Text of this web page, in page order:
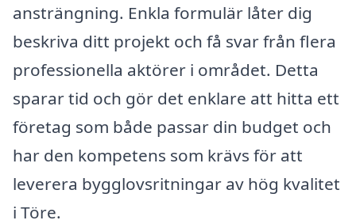
ansträngning. Enkla formulär låter dig
beskriva ditt projekt och få svar från flera
professionella aktörer i området. Detta
sparar tid och gör det enklare att hitta ett
företag som både passar din budget och
har den kompetens som krävs för att
leverera bygglovsritningar av hög kvalitet
i Töre.